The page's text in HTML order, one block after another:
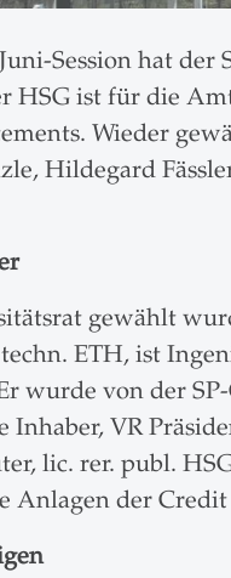
Session hat der
HSG ist für die
Wieder
Hildegard
gewählt
ETH, ist
wurde von der
Inhaber, VR
lic. rer. publ.
Anlagen der Credit